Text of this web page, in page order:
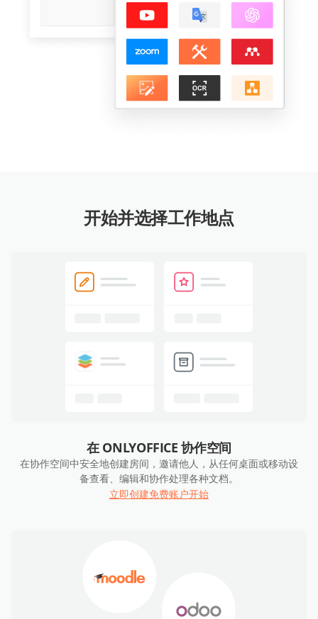
开始并选择工作地点
在 ONLYOFFICE 协作空间
在协作空间中安全地创建房间，邀请他人，从任何桌面或移动设
备查看、编辑和协作处理各种文档。
立即创建免费账户开始